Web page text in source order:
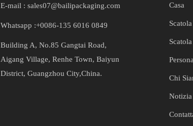
E-mail : sales07@bailipackaging.com
Whatsapp :+0086-135 6016 0849
Building A, No.85 Gangtai Road,
Aigang Village, Renhe Town, Baiyun
District, Guangzhou City,China.
Casa
Chi
Notizia